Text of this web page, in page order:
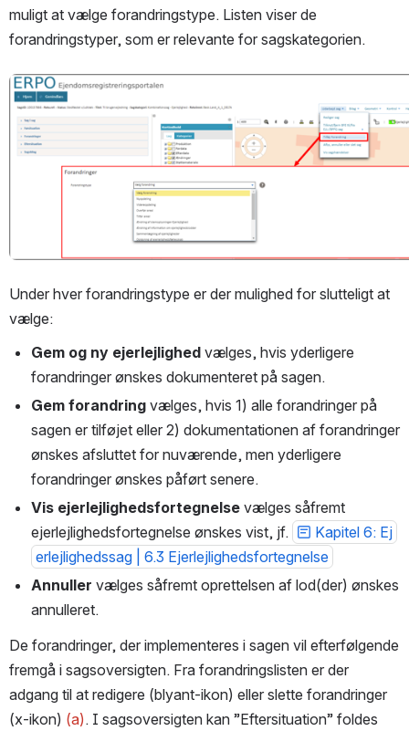
muligt at vælge forandringstype. Listen viser de
forandringstyper, som er relevante for sagskategorien.
Open
Under hver forandringstype er der mulighed for slutteligt at
vælge:
Gem og ny ejerlejlighed vælges, hvis yderligere
forandringer ønskes dokumenteret på sagen.
Gem forandring vælges, hvis 1) alle forandringer på
sagen er tilføjet eller 2) dokumentationen af forandringer
ønskes afsluttet for nuværende, men yderligere
forandringer ønskes påført senere.
Vis ejerlejlighedsfortegnelse vælges såfremt
ejerlejlighedsfortegnelse ønskes vist, jf.
Kapitel 6: Ej
erlejlighedssag | 6.3 Ejerlejlighedsfortegnelse
Annuller vælges såfremt oprettelsen af lod(der) ønskes
annulleret.
De forandringer, der implementeres i sagen vil efterfølgende
fremgå i sagsoversigten. Fra forandringslisten er der
adgang til at redigere (blyant-ikon) eller slette forandringer
(x-ikon) (a). I sagsoversigten kan ”Eftersituation” foldes